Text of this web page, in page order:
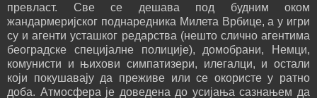
превласт. Све се дешава под будним оком
жандармеријског поднаредника Милета Врбице, а у игри
су и агенти усташког редарства (нешто слично агентима
београдске специјалне полиције), домобрани, Немци,
комунисти и њихови симпатизери, илегалци, и остали
који покушавају да преживе или се окористе у ратно
доба. Атмосфера је доведена до усијања сазнањем да